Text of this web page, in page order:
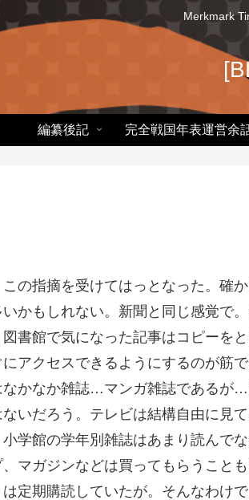
Merkmark
編纂後記 完全戦国年表運営余
の指摘を受けてはっとなった。確
かもしれない。新聞と同じ感覚で
書館で気になった記事はコピーを
アクセスできるようにするのが筋で
かなか雑誌…マンガ雑誌であるが…
いだろう。テレビは結構自由に見
学館の学年別雑誌はあまり読んで
マガジンなどは買ってもらうこと
定期購読していたが。そんなわけ